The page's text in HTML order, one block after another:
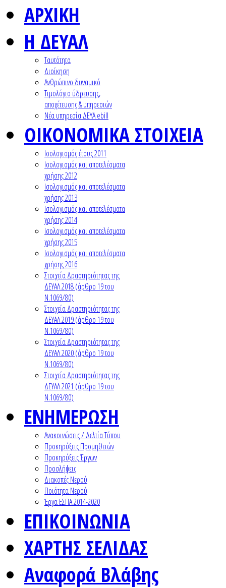
ΑΡΧΙΚΗ
Η ΔΕΥΑΛ
Ταυτότητα
Διοίκηση
Ανθρώπινο δυναμικό
Τιμολόγιο ύδρευσης,
αποχέτευσης & υπηρεσιών
Nέα υπηρεσία ΔΕΥΑ ebill
ΟΙΚΟΝΟΜΙΚΑ ΣΤΟΙΧΕΙΑ
Ισολογισμός έτους 2011
Ισολογισμός και αποτελέσματα
χρήσης 2012
Ισολογισμός και αποτελέσματα
χρήσης 2013
Ισολογισμός και αποτελέσματα
χρήσης 2014
Ισολογισμός και αποτελέσματα
χρήσης 2015
Ισολογισμός και αποτελέσματα
χρήσης 2016
Στοιχεία Δραστηριότητας της
ΔΕΥΑΛ 2018 (άρθρο 19 του
Ν.1069/80)
Στοιχεία Δραστηριότητας της
ΔΕΥΑΛ 2019 (άρθρο 19 του
Ν.1069/80)
Στοιχεία Δραστηριότητας της
ΔΕΥΑΛ 2020 (άρθρο 19 του
Ν.1069/80)
Στοιχεία Δραστηριότητας της
ΔΕΥΑΛ 2021 (άρθρο 19 του
Ν.1069/80)
ΕΝΗΜΕΡΩΣΗ
Ανακοινώσεις / Δελτία Τύπου
Προκηρύξεις Προμηθειών
Προκηρύξεις Έργων
Προσλήψεις
Διακοπές Νερού
Ποιότητα Νερού
Έργα ΕΣΠΑ 2014-2020
ΕΠΙΚΟΙΝΩΝΙΑ
ΧΑΡΤΗΣ ΣΕΛΙΔΑΣ
Αναφορά Βλάβης